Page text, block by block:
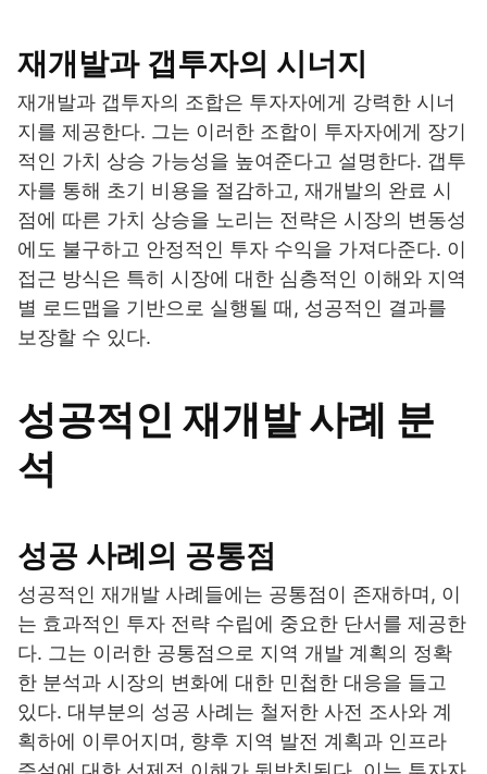
재개발과 갭투자의 시너지
재개발과 갭투자의 조합은 투자자에게 강력한 시너
지를 제공한다. 그는 이러한 조합이 투자자에게 장기
적인 가치 상승 가능성을 높여준다고 설명한다. 갭투
자를 통해 초기 비용을 절감하고, 재개발의 완료 시
점에 따른 가치 상승을 노리는 전략은 시장의 변동성
에도 불구하고 안정적인 투자 수익을 가져다준다. 이
접근 방식은 특히 시장에 대한 심층적인 이해와 지역
별 로드맵을 기반으로 실행될 때, 성공적인 결과를
보장할 수 있다.
성공적인 재개발 사례 분
석
성공 사례의 공통점
성공적인 재개발 사례들에는 공통점이 존재하며, 이
는 효과적인 투자 전략 수립에 중요한 단서를 제공한
다. 그는 이러한 공통점으로 지역 개발 계획의 정확
한 분석과 시장의 변화에 대한 민첩한 대응을 들고
있다. 대부분의 성공 사례는 철저한 사전 조사와 계
획하에 이루어지며, 향후 지역 발전 계획과 인프라